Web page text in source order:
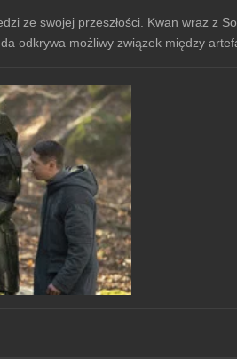
ze swojej przeszłości. Kwan wraz z
odkrywa możliwy związek między